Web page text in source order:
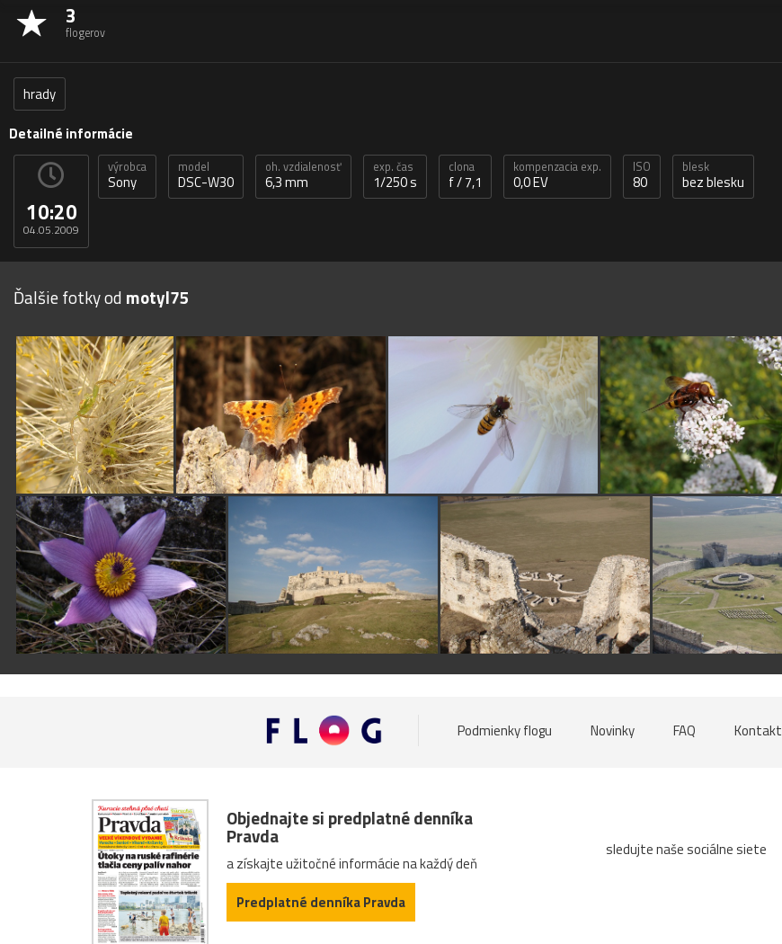
3
flogerov
hrady
Detailné informácie
10:20
04.05.2009
výrobca
Sony
model
DSC-W30
oh. vzdialenosť
6,3 mm
exp. čas
1/250 s
clona
f / 7,1
kompenzacia exp.
0,0 EV
ISO
80
blesk
bez blesku
Ďalšie fotky od motyl75
Podmienky flogu Novinky FAQ Kontakt
Objednajte si predplatné denníka
Pravda
a získajte užitočné informácie na každý deň
Predplatné denníka Pravda
sledujte naše sociálne siete